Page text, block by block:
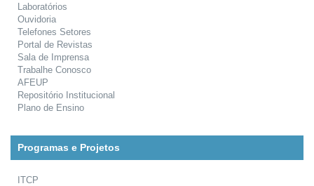
Laboratórios
Ouvidoria
Telefones Setores
Portal de Revistas
Sala de Imprensa
Trabalhe Conosco
AFEUP
Repositório Institucional
Plano de Ensino
Programas e Projetos
ITCP